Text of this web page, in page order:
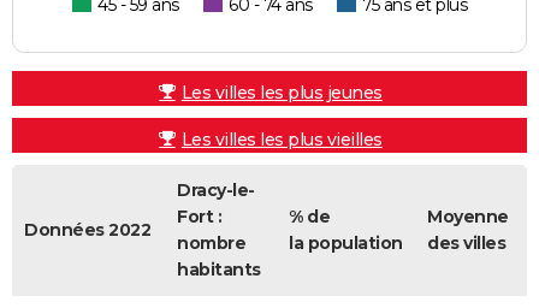
45 - 59 ans
60 - 74 ans 75 ans et plus
Les villes les plus jeunes
Les villes les plus vieilles
Données 2022
Dracy-le-
Fort :
nombre
habitants
% de
la population
Moyenne
des villes